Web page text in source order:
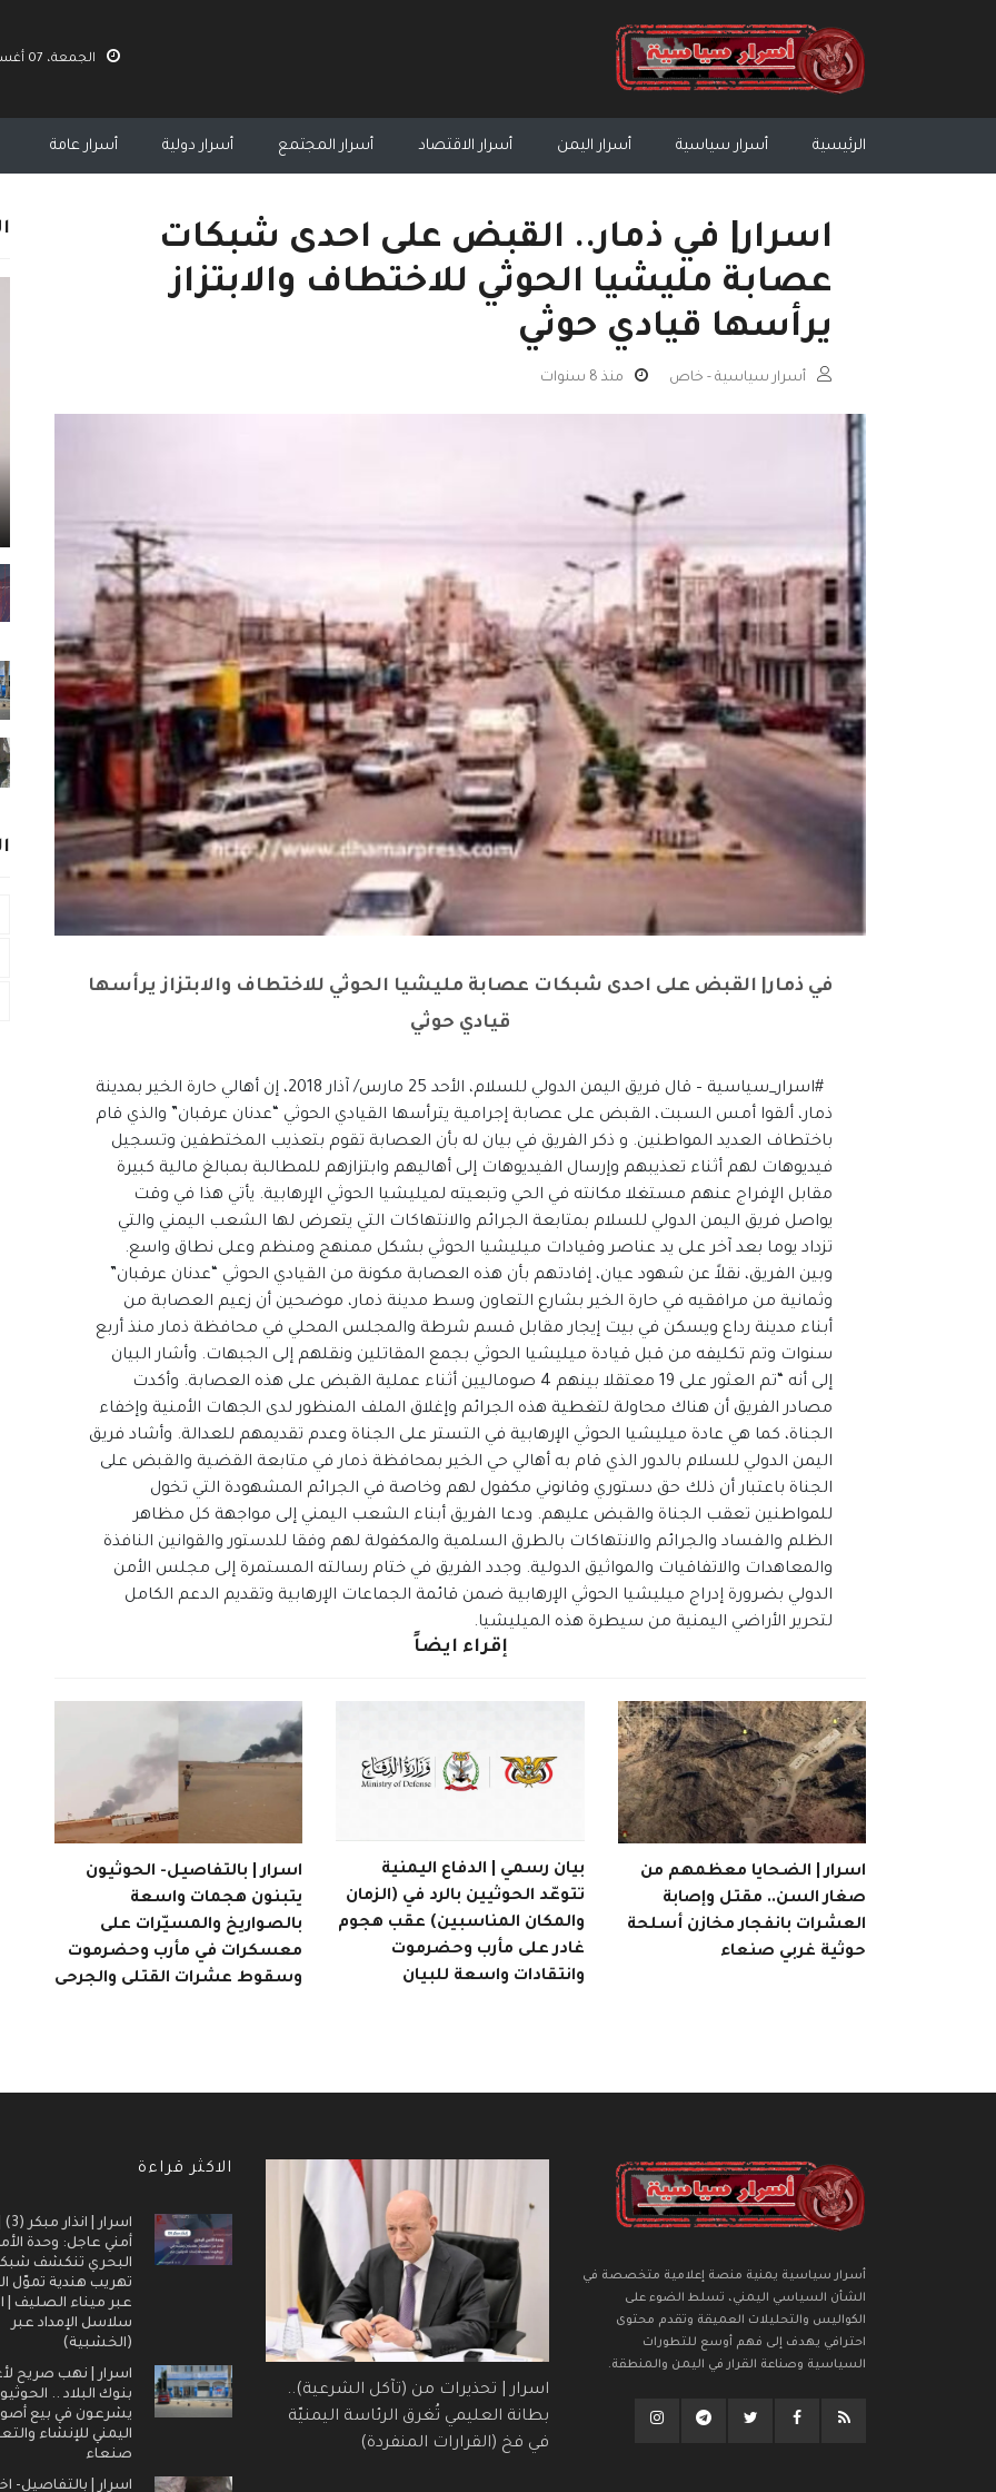
الجمعة، 07 أغسطس 2026 11:25 م
الرئيسية أسرار سياسية أسرار اليمن أسرار الاقتصاد أسرار المجتمع أسرار دولية أسرار عامة
اسرار| في ذمار.. القبض على احدى شبكات
عصابة مليشيا الحوثي للاختطاف والابتزاز
يرأسها قيادي حوثي
أسرار سياسية - خاص منذ 8 سنوات
في ذمار| القبض على احدى شبكات عصابة مليشيا الحوثي للاختطاف والابتزاز يرأسها
قيادي حوثي
#اسرار_سياسية – قال فريق اليمن الدولي للسلام، الأحد 25 مارس/ آذار 2018، إن أهالي حارة الخير بمدينة
ذمار، ألقوا أمس السبت، القبض على عصابة إجرامية يترأسها القيادي الحوثي “عدنان عرقبان” والذي قام
باختطاف العديد المواطنين. و ذكر الفريق في بيان له بأن العصابة تقوم بتعذيب المختطفين وتسجيل
فيديوهات لهم أثناء تعذيبهم وإرسال الفيديوهات إلى أهاليهم وابتزازهم للمطالبة بمبالغ مالية كبيرة
مقابل الإفراج عنهم مستغلا مكانته في الحي وتبعيته لميليشيا الحوثي الإرهابية. يأتي هذا في وقت
يواصل فريق اليمن الدولي للسلام بمتابعة الجرائم والانتهاكات التي يتعرض لها الشعب اليمني والتي
تزداد يوما بعد آخر على يد عناصر وقيادات ميليشيا الحوثي بشكل ممنهج ومنظم وعلى نطاق واسع.
وبين الفريق، نقلاً عن شهود عيان، إفادتهم بأن هذه العصابة مكونة من القيادي الحوثي “عدنان عرقبان”
وثمانية من مرافقيه في حارة الخير بشارع التعاون وسط مدينة ذمار، موضحين أن زعيم العصابة من
أبناء مدينة رداع ويسكن في بيت إيجار مقابل قسم شرطة والمجلس المحلي في محافظة ذمار منذ أربع
سنوات وتم تكليفه من قبل قيادة ميليشيا الحوثي بجمع المقاتلين ونقلهم إلى الجبهات. وأشار البيان
إلى أنه “تم العثور على 19 معتقلا بينهم 4 صوماليين أثناء عملية القبض على هذه العصابة. وأكدت
مصادر الفريق أن هناك محاولة لتغطية هذه الجرائم وإغلاق الملف المنظور لدى الجهات الأمنية وإخفاء
الجناة، كما هي عادة ميليشيا الحوثي الإرهابية في التستر على الجناة وعدم تقديمهم للعدالة. وأشاد فريق
اليمن الدولي للسلام بالدور الذي قام به أهالي حي الخير بمحافظة ذمار في متابعة القضية والقبض على
الجناة باعتبار أن ذلك حق دستوري وقانوني مكفول لهم وخاصة في الجرائم المشهودة التي تخول
للمواطنين تعقب الجناة والقبض عليهم. ودعا الفريق أبناء الشعب اليمني إلى مواجهة كل مظاهر
الظلم والفساد والجرائم والانتهاكات بالطرق السلمية والمكفولة لهم وفقا للدستور والقوانين النافذة
والمعاهدات والاتفاقيات والمواثيق الدولية. وجدد الفريق في ختام رسالته المستمرة إلى مجلس الأمن
الدولي بضرورة إدراج ميليشيا الحوثي الإرهابية ضمن قائمة الجماعات الإرهابية وتقديم الدعم الكامل
لتحرير الأراضي اليمنية من سيطرة هذه الميليشيا.
إقراء ايضاً
اسرار | الضحايا معظمهم من
صغار السن.. مقتل وإصابة
العشرات بانفجار مخازن أسلحة
حوثية غربي صنعاء
بيان رسمي | الدفاع اليمنية
تتوعّد الحوثيين بالرد في (الزمان
والمكان المناسبين) عقب هجوم
غادر على مأرب وحضرموت
وانتقادات واسعة للبيان
اسرار | بالتفاصيل- الحوثيون
يتبنون هجمات واسعة
بالصواريخ والمسيّرات على
معسكرات في مأرب وحضرموت
وسقوط عشرات القتلى والجرحى
أسرار سياسية يمنية منصة إعلامية متخصصة في
الشأن السياسي اليمني، تسلط الضوء على
الكواليس والتحليلات العميقة وتقدم محتوى
احترافي يهدف إلى فهم أوسع للتطورات
السياسية وصناعة القرار في اليمن والمنطقة.
اسرار | تحذيرات من (تآكل الشرعية)..
بطانة العليمي تُغرق الرئاسة اليمنيّة
في فخ (القرارات المنفردة)
الاكثر قراءة
أمني عاجل: وحدة
البحري تنكشف
تهريب هندية تموّل
عبر ميناء الصليف |
سلاسل الإمداد عبر
(الخشبية)
اسرار | نهب صريح
بنوك البلاد ..
يشرعون في بيع
اليمني للإنشاء
صنعاء
اسرار | بالتفاصيل-